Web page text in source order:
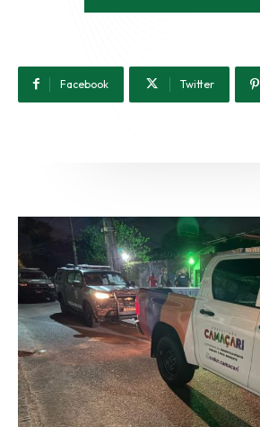
Central 24h:
(71) 98264-0756
(71) 9 9981-0262
Facebook Twitter